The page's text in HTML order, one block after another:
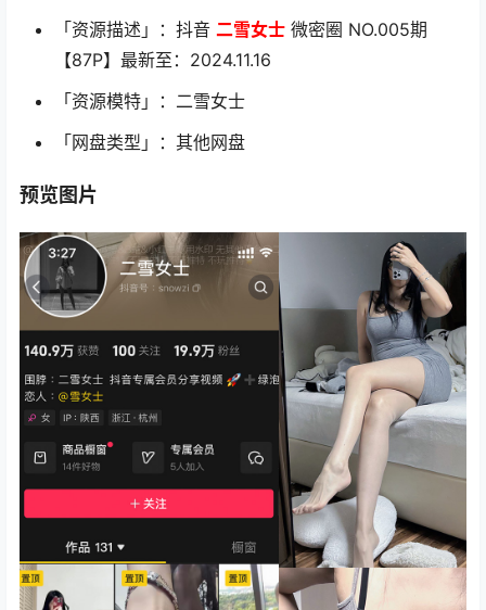
「资源描述」：抖音 二雪女士 微密圈 NO.005期
【87P】最新至：2024.11.16
「资源模特」：二雪女士
「网盘类型」：其他网盘
预览图片